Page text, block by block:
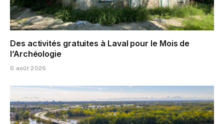
Des activités gratuites à Laval pour le Mois de
l’Archéologie
6 août 2026